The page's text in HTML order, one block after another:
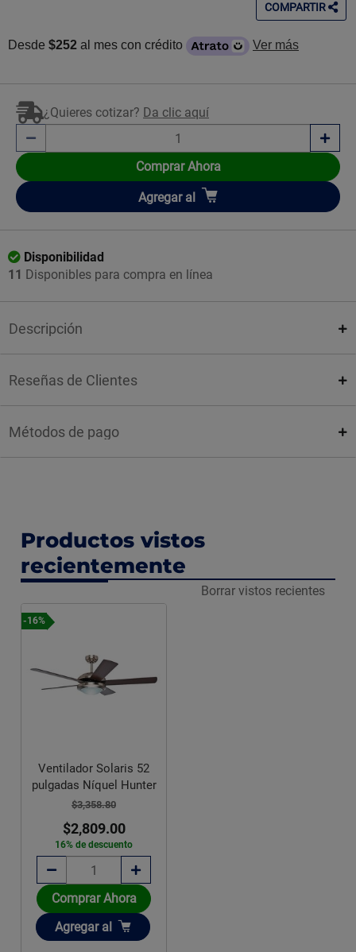
COMPARTIR
Desde $252 al mes con crédito Ver más
¿Quieres cotizar? Da clic aquí
Comprar Ahora
Añadir
Agregar al
Disponibilidad
11 Disponibles para compra en línea
Descripción
Reseñas de Clientes
Métodos de pago
Productos vistos
recientemente
Borrar vistos recientes
-16%
Ventilador Solaris 52
pulgadas Níquel Hunter
$3,358.80
$2,809.00
16% de descuento
Comprar Ahora
Añadir
Agregar al